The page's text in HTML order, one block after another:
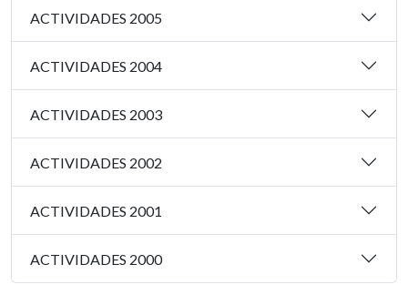
ACTIVIDADES 2005
ACTIVIDADES 2004
ACTIVIDADES 2003
ACTIVIDADES 2002
ACTIVIDADES 2001
ACTIVIDADES 2000